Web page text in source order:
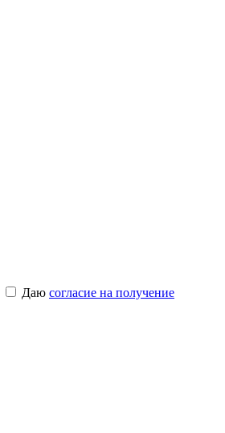
Даю согласие на получение